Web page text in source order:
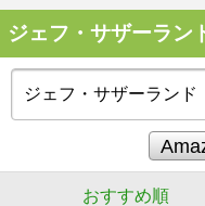
ジェフ・サザーラン
おすすめ順